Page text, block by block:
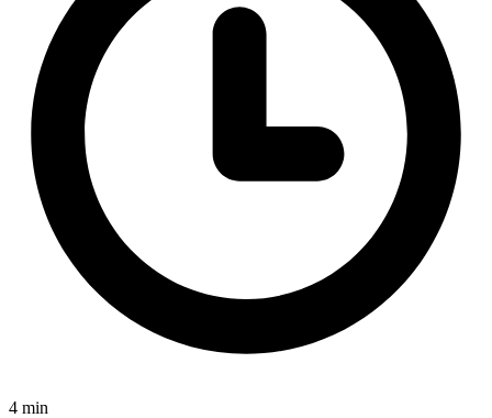
4 min